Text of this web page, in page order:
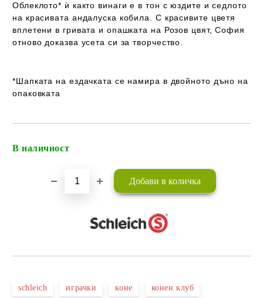
Облеклото* ѝ както винаги е в тон с юздите и седлото
на красивата андалуска кобила. С красивите цветя
вплетени в гривата и опашката на Розов цвят, София
отново доказва усета си за творчество.
*Шапката на ездачката се намира в двойното дъно на
опаковката
В наличност
schleich играчки коне конен клуб